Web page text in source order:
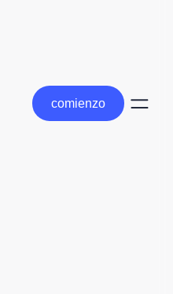
comienzo
comienzo